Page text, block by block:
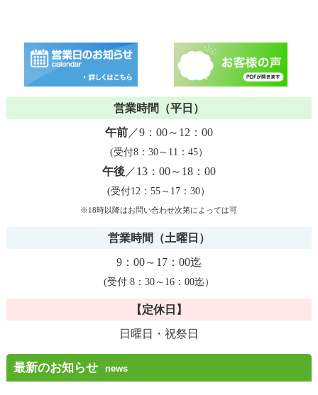
営業時間（平日）
午前／9：00～12：00
(受付8：30～11：45）
午後／13：00～18：00
(受付12：55～17：30）
※18時以降はお問い合わせ次第によっては可
営業時間（土曜日）
9：00～17：00迄
(受付 8：30～16：00迄）
【定休日】
日曜日・祝祭日
最新のお知らせ news